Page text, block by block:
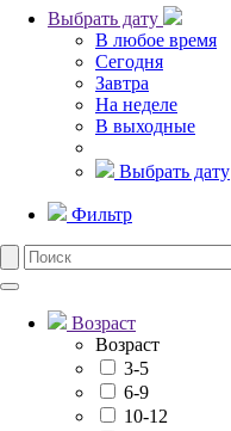
Выбрать дату
В любое время
Сегодня
Завтра
На неделе
В выходные
Выбрать дату
Фильтр
Возраст
Возраст
3-5
6-9
10-12